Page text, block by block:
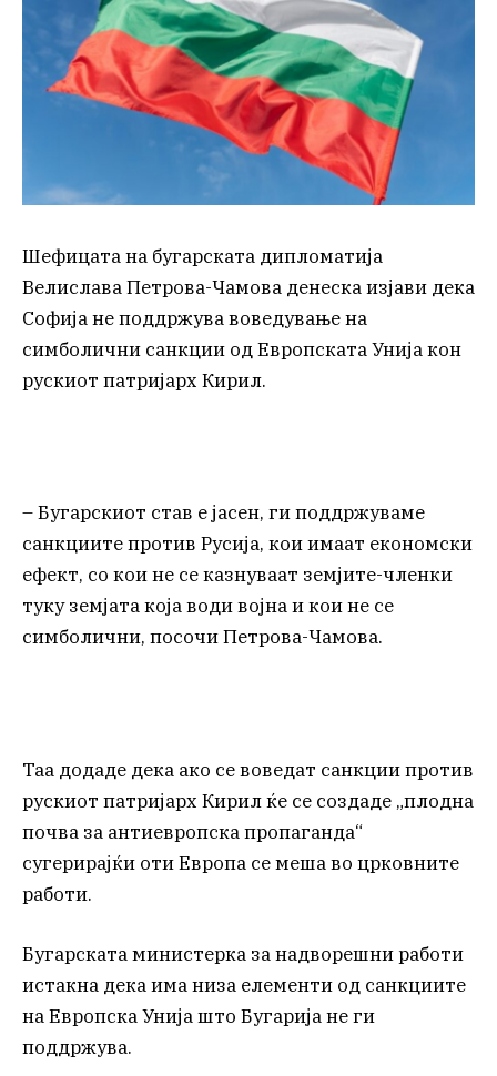
Шефицата на бугарската дипломатија
Велислава Петрова-Чамова денеска изјави дека
Софија не поддржува воведување на
симболични санкции од Европската Унија кон
рускиот патријарх Кирил.
– Бугарскиот став е јасен, ги поддржуваме
санкциите против Русија, кои имаат економски
ефект, со кои не се казнуваат земјите-членки
туку земјата која води војна и кои не се
симболични, посочи Петрова-Чамова.
Таа додаде дека ако се воведат санкции против
рускиот патријарх Кирил ќе се создаде „плодна
почва за антиевропска пропаганда“
сугерирајќи оти Европа се меша во црковните
работи.
Бугарската министерка за надворешни работи
истакна дека има низа елементи од санкциите
на Европска Унија што Бугарија не ги
поддржува.